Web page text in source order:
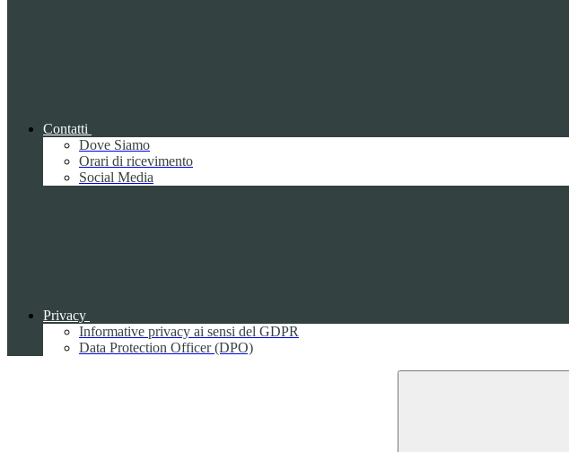
Contatti
Dove Siamo
Orari di ricevimento
Social Media
Privacy
Informative privacy ai sensi del GDPR
Data Protection Officer (DPO)